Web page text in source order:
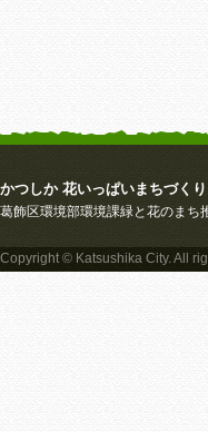
かつしか 花いっぱいまちづくり
葛飾区環境部環境課緑と花のまち
Copyright © Katsushika City. All